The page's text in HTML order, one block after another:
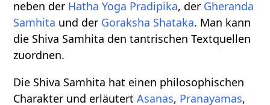
neben der Hatha Yoga Pradipika, der Gheranda
Samhita und der Goraksha Shataka. Man kann
die Shiva Samhita den tantrischen Textquellen
zuordnen.
Die Shiva Samhita hat einen philosophischen
Charakter und erläutertAsanas, Pranayamas,